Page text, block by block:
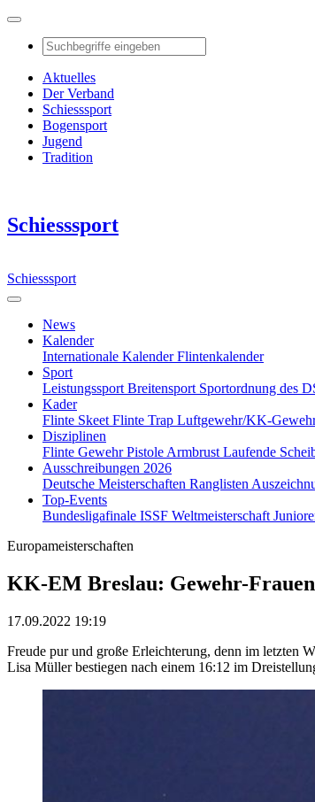
Aktuelles
Der Verband
Schiesssport
Bogensport
Jugend
Tradition
Schiesssport
Schiesssport
News
Kalender
Internationale KalenderFlintenkalender
Sport
Leistungssport Breitensport Sportordnung des
Kader
Flinte Skeet Flinte Trap Luftgewehr/KK-
Disziplinen
Flinte GewehrPistole Armbrust Laufende
Ausschreibungen 2026
Deutsche Meisterschaften Ranglisten
Top-Events
Bundesligafinale ISSF Weltmeisterschaft
Europameisterschaften
KK-EM Breslau: Gewehr-
17.09.2022 19:19
Freude pur und große Erleichterung, denn im letzten
Lisa Müller bestiegen nach einem 16:12 im